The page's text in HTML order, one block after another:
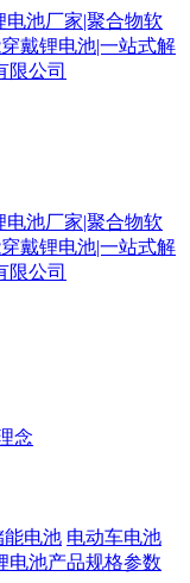
念
能电池 电动车电池
电池产品规格参数